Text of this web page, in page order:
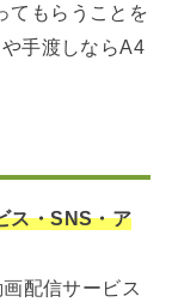
てもらうことを
手渡しならA4
ス・SNS・ア
配信サービス